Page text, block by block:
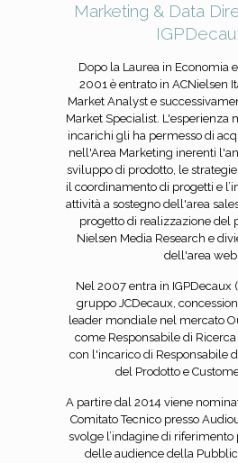
Marketing & Data
Dopo la Laurea in Economia
2001 è entrato in ACNielsen
Market Analyst e
Market Specialist. L'esperienza
incarichi gli ha permesso di
nell'Area Marketing inerenti
sviluppo di prodotto, le
il coordinamento di progetti e
attività a sostegno dell'area
progetto di realizzazione del
Nielsen Media Research e
dell'area web.
Nel 2007 entra in IGPDecaux
gruppo JCDecaux,
leader mondiale nel mercato
come Responsabile di
con l'incarico di Responsabile
del Prodotto e
A partire dal 2014 viene
Comitato Tecnico presso
svolge l’indagine di
delle audience della